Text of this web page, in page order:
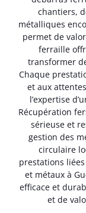
chantiers,
métalliques
permet de
ferraille
transformer
Chaque
et aux
l’expertise
Récupération
sérieuse et
gestion des
circulaire
prestations
et métaux à
efficace et
et de